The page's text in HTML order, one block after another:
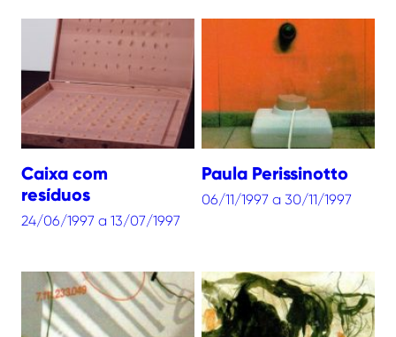
Caixa com
resíduos
24/06/1997 a 13/07/1997
Paula Perissinotto
06/11/1997 a 30/11/1997